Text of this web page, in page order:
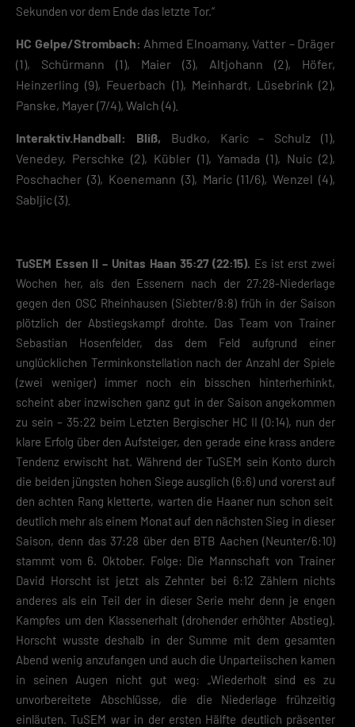
Sekunden vor dem Ende das letzte Tor.“
HC Gelpe/Strombach: Ahmed Elnoamany, Vatter – Dräger
(1), Schürmann (1), Maier (3), Altjohann (2), Höfer,
Heinzerling (9), Feuerbach (1), Meinhardt, Lüsebrink (2),
Panske, Mayer (7/4), Walch (4).
Interaktiv.Handball: Bliß, Budko, Karic – Schulz (1),
Venedey, Perschke (2), Kübler (1), Yamada (1), Nuic (2),
Poschacher (3), Koenemann (3), Maric (11/6), Wenzel (4),
Sabljic (3).
TuSEM Essen II – Unitas Haan35:27 (22:15). Es ist erst zwei
Wochen her, als den Essenern nach der 27:28-Niederlage
gegen den OSC Rheinhausen (Siebter/8:8) früh in der Saison
plötzlich der Abstiegskampf drohte. Das Team von Trainer
Sebastian Hosenfelder, das dem Feld aufgrund einer
unglücklichen Terminkonstellation nach der Anzahl der Spiele
(zwei weniger) immer noch ein bisschen hinterherhinkt,
scheint aber inzwischen ganz gut in der Saison angekommen
zu sein – 35:22 beim Letzten Bergischer HC II (0:14), nun der
klare Erfolg über den Aufsteiger, den gerade eine krass andere
Tendenz erwischt hat. Während der TuSEM sein Konto durch
die beiden jüngsten hohen Siege ausglich (6:6) und vorerst auf
den achten Rang kletterte, warten die Haaner nun schon seit
deutlich mehr als einem Monat auf den nächsten Sieg in dieser
Saison, denn das 37:28 über den BTB Aachen (Neunter/6:10)
stammt vom 6. Oktober. Folge: Die Mannschaft von Trainer
David Horscht ist jetzt als Zehnter bei 6:12 Zählern nichts
anderes als ein Teil der in dieser Serie mehr denn je engen
Kampfes um den Klassenerhalt (drohender erhöhter Abstieg).
Horscht wusste deshalb in der Summe mit dem gesamten
Abend wenig anzufangen und auch die Unparteiischen kamen
in seinen Augen nicht gut weg: „Wiederholt sind es zu
unvorbereitete Abschlüsse, die die Niederlage frühzeitig
einläuten. TuSEM war in der ersten Hälfte deutlich präsenter
Mit dem Klick auf „Verstanden“ erklärst du dich mit der Verwendung der
Cookies einverstanden. Wir bitten dich um Verständnis, dass du ohne
Wenn du unter 16 Jahre alt bist und deine Zustimmung zu freiwilligen
Diensten geben möchtest, musst du deine Erziehungsberechtigten um
Erlaubnis bitten.
Hier finden Sie eine Übersicht über alle verwendeten Cookies. Sie
Informationen anzeigen lassen und so nur bestimmte Cookies
auswählen.
Speichern
Essenziell (2)
Essenzielle Cookies ermöglichen grundlegende Funktionen und sind für die
Cookie-Informationen anzeigen
Datenschutzerklärung